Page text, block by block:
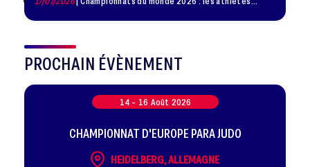
PROCHAIN ÉVÈNEMENT
14 - 16 Août 2026
CHAMPIONNAT D'EUROPE PARA JUDO
HEIDELBERG, ALLEMAGNE